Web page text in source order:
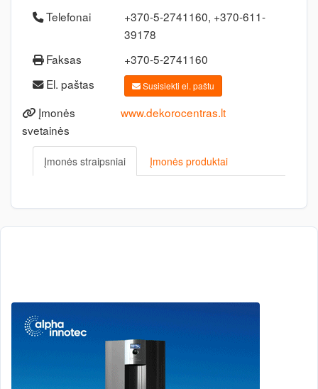
Telefonai
+370-5-2741160, +370-611-
39178
Faksas
+370-5-2741160
El. paštas
Susisiekti el. paštu
Įmonės
svetainės
www.dekorocentras.lt
Įmonės straipsniai Įmonės produktai